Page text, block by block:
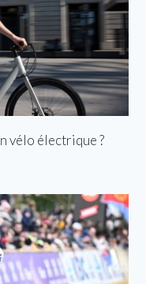
vélo électrique ?